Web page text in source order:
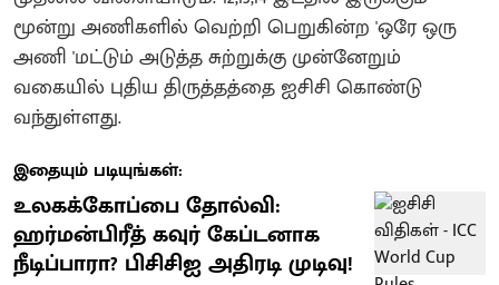
மூன்று அணிகளில் வெற்றி பெறுகின்ற 'ஒரே ஒரு
அணி 'மட்டும் அடுத்த சுற்றுக்கு முன்னேறும்
வகையில் புதிய திருத்தத்தை ஐசிசி கொண்டு
வந்துள்ளது.
இதையும் படியுங்கள்:
உலகக்கோப்பை தோல்வி:
ஹர்மன்பிரீத் கவுர் கேப்டனாக
நீடிப்பாரா? பிசிசிஐ அதிரடி முடிவு!